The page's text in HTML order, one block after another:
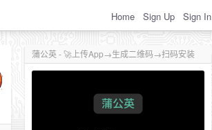
Home Sign Up Sign In
蒲公英 - 🚀上传App→生成二维码→扫码安装